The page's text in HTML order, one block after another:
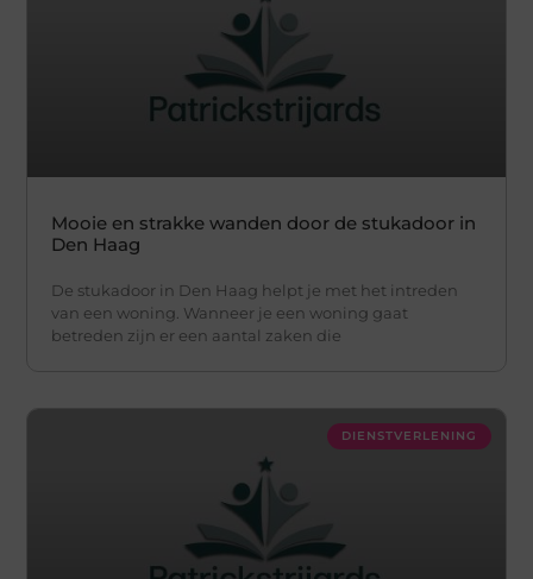
Mooie en strakke wanden door de stukadoor in
Den Haag
De stukadoor in Den Haag helpt je met het intreden
van een woning. Wanneer je een woning gaat
betreden zijn er een aantal zaken die
DIENSTVERLENING